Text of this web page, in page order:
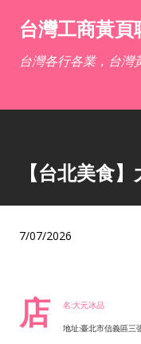
台灣工商黃頁
台灣各行各業，台灣
【台北美食
7/07/2026
店 名:大元冰品
地址:臺北市信義區三